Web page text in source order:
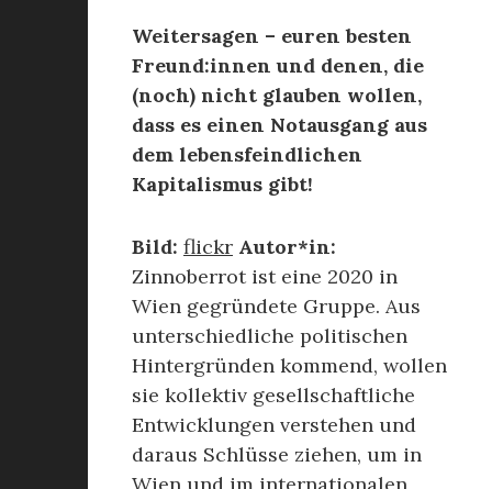
Weitersagen – euren besten
Freund:innen und denen, die
(noch) nicht glauben wollen,
dass es einen Notausgang aus
dem lebensfeindlichen
Kapitalismus gibt!
Bild: flickr Autor*in:
Zinnoberrot ist eine 2020 in
Wien gegründete Gruppe. Aus
unterschiedliche politischen
Hintergründen kommend, wollen
sie kollektiv gesellschaftliche
Entwicklungen verstehen und
daraus Schlüsse ziehen, um in